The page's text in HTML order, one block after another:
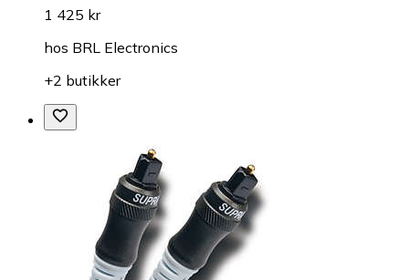
1 425 kr
hos BRL Electronics
+2 butikker